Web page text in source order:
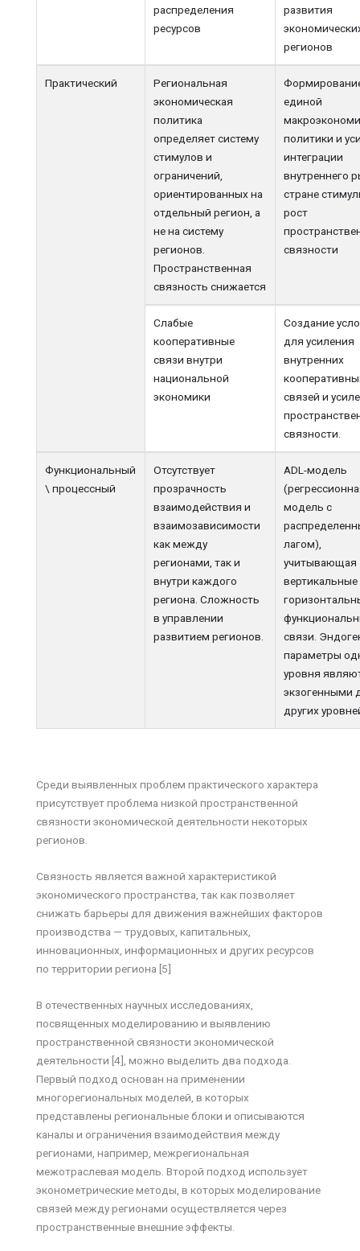
распределения
ресурсов
развития
регионов
Практический
Региональная
экономическая
политика
определяет систему
стимулов и
ограничений,
ориентированных на
отдельный регион, а
не на систему
регионов.
Пространственная
связность снижается
единой
политики и
интеграции
внутреннего
стране
рост
связности
Слабые
кооперативные
связи внутри
национальной
экономики
Создание
для усиления
внутренних
связей и
связности.
Функциональный
\ процессный
Отсутствует
прозрачность
взаимодействия и
взаимозависимости
как между
регионами, так и
внутри каждого
региона. Сложность
в управлении
развитием регионов.
ADL-модель
модель с
лагом),
учитывающая
вертикальные
связи.
параметры
уровня
экзогенными
других
Среди выявленных проблем практического характера
присутствует проблема низкой пространственной
связности экономической деятельности некоторых
регионов.
Связность является важной характеристикой
экономического пространства, так как позволяет
снижать барьеры для движения важнейших факторов
производства — трудовых, капитальных,
инновационных, информационных и других ресурсов
по территории региона [5]
В отечественных научных исследованиях,
посвященных моделированию и выявлению
пространственной связности экономической
деятельности [4], можно выделить два подхода.
Первый подход основан на применении
многорегиональных моделей, в которых
представлены региональные блоки и описываются
каналы и ограничения взаимодействия между
регионами, например, межрегиональная
межотраслевая модель. Второй подход использует
эконометрические методы, в которых моделирование
связей между регионами осуществляется через
пространственные внешние эффекты.